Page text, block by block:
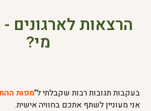
הרצאות לארגונים
מי?
בעקבות תגובות רבות שקבלתי ל"מפות
אני מעוניין לשתף אתכם בחוויה אישית.